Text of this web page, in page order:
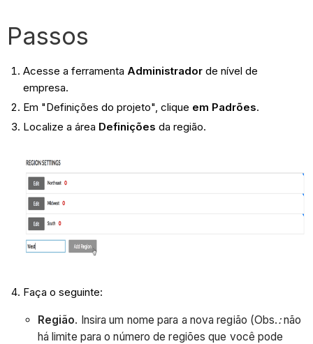
Passos
Acesse a ferramenta Administradorde nível de
empresa.
Em "Definições do projeto", clique em Padrões.
Localize a área Definições da região.
Faça o seguinte:
Região. Insira um nome para a nova região (Obs.:não
há limite para o número de regiões que você pode